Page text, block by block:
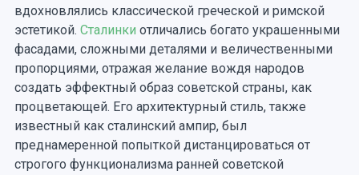
вдохновлялись классической греческой и римской
эстетикой. Сталинки отличались богато украшенными
фасадами, сложными деталями и величественными
пропорциями, отражая желание вождя народов
создать эффектный образ советской страны, как
процветающей. Его архитектурный стиль, также
известный как сталинский ампир, был
преднамеренной попыткой дистанцироваться от
строгого функционализма ранней советской